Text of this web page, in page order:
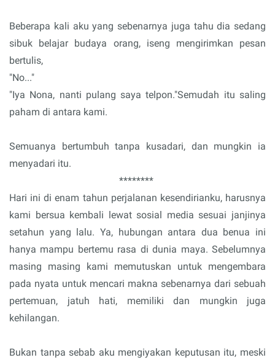
Beberapa kali aku yang sebenarnya juga tahu dia sedang
sibuk belajar budaya orang, iseng mengirimkan pesan
bertulis,
"No..."
"Iya Nona, nanti pulang saya telpon."Semudah itu saling
paham di antara kami.
Semuanya bertumbuh tanpa kusadari, dan mungkin ia
menyadari itu.
********
Hari ini di enam tahun perjalanan kesendirianku, harusnya
kami bersua kembali lewat sosial media sesuai janjinya
setahun yang lalu. Ya, hubungan antara dua benua ini
hanya mampu bertemu rasa di dunia maya. Sebelumnya
masing masing kami memutuskan untuk mengembara
pada nyata untuk mencari makna sebenarnya dari sebuah
pertemuan, jatuh hati, memiliki dan mungkin juga
kehilangan.
Bukan tanpa sebab aku mengiyakan keputusan itu, meski